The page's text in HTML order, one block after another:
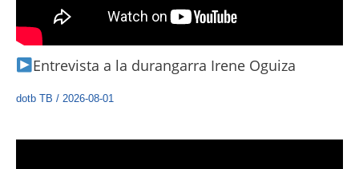
Entrevista a la durangarra Irene Oguiza
dotb TB / 2026-08-01